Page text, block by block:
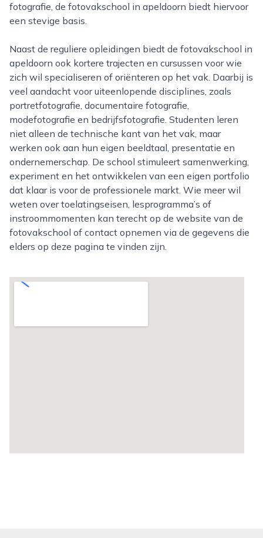
fotografie, de fotovakschool in apeldoorn biedt hiervoor
een stevige basis.
Naast de reguliere opleidingen biedt de fotovakschool in
apeldoorn ook kortere trajecten en cursussen voor wie
zich wil specialiseren of oriënteren op het vak. Daarbij is
veel aandacht voor uiteenlopende disciplines, zoals
portretfotografie, documentaire fotografie,
modefotografie en bedrijfsfotografie. Studenten leren
niet alleen de technische kant van het vak, maar
werken ook aan hun eigen beeldtaal, presentatie en
ondernemerschap. De school stimuleert samenwerking,
experiment en het ontwikkelen van een eigen portfolio
dat klaar is voor de professionele markt. Wie meer wil
weten over toelatingseisen, lesprogramma’s of
instroommomenten kan terecht op de website van de
fotovakschool of contact opnemen via de gegevens die
elders op deze pagina te vinden zijn.